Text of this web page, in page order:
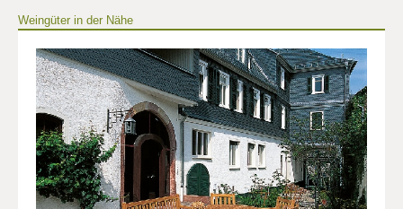
Weingüter in der Nähe